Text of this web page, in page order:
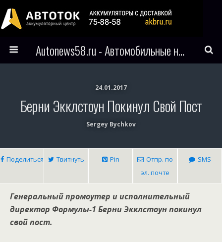
Autonews58.ru - Автомобильные новости Пензы и всего мира
24.01.2017
Берни Экклстоун Покинул Свой Пост
Sergey Bychkov
Поделиться Твитнуть Pin
Отпр. по
эл. почте
SMS
Генеральный промоутер и исполнительный
директор Формулы-1 Берни Экклстоун покинул
свой пост.